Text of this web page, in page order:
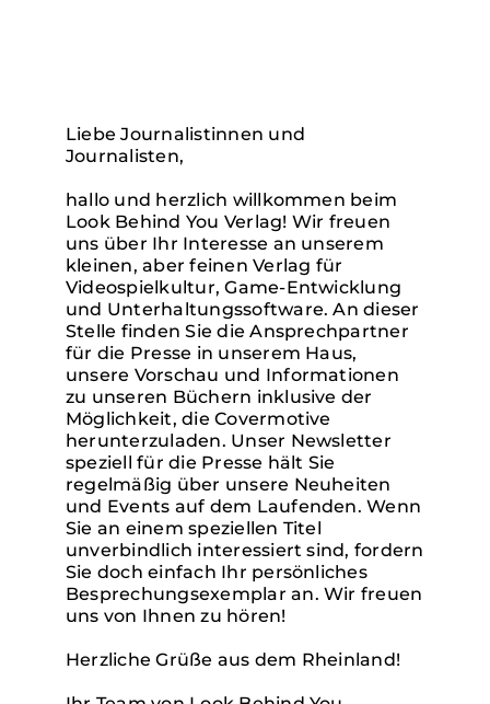
English
Liebe Journalistinnen und
Journalisten,
hallo und herzlich willkommen beim
Look Behind You Verlag! Wir freuen
uns über Ihr Interesse an unserem
kleinen, aber feinen Verlag für
Videospielkultur, Game-Entwicklung
und Unterhaltungssoftware. An dieser
Stelle finden Sie die Ansprechpartner
für die Presse in unserem Haus,
unsere Vorschau und Informationen
zu unseren Büchern inklusive der
Möglichkeit, die Covermotive
herunterzuladen. Unser Newsletter
speziell für die Presse hält Sie
regelmäßig über unsere Neuheiten
und Events auf dem Laufenden. Wenn
Sie an einem speziellen Titel
unverbindlich interessiert sind, fordern
Sie doch einfach Ihr persönliches
Besprechungsexemplar an. Wir freuen
uns von Ihnen zu hören!
Herzliche Grüße aus dem Rheinland!